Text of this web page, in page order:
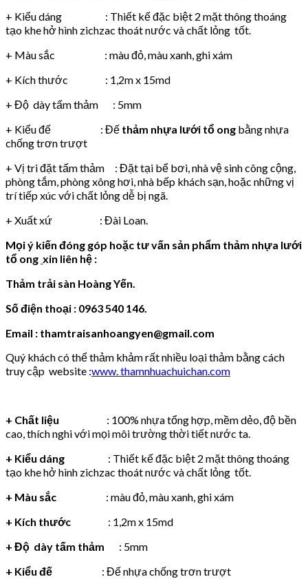
+ Kiểu dáng : Thiết kế đặc biệt 2 mặt thông thoáng
tạo khe hở hình zichzac thoát nước và chất lỏng tốt.
+ Màu sắc : màu đỏ, màu xanh, ghi xám
+ Kích thước : 1,2m x 15md
+ Độ dày tấm thảm : 5mm
+ Kiểu đế : Đế thảm nhựa lưới tổ ong bằng nhựa
chống trơn trượt
+ Vị tri đặt tấm thảm : Đặt tại bể bơi, nhà vệ sinh công cộng,
phòng tắm, phòng xông hơi, nhà bếp khách sạn, hoặc những vị
trí tiếp xúc với chất lỏng dễ bị ngã.
+ Xuất xứ : Đài Loan.
Mọi ý kiến đóng góp hoặc tư vấn sản phẩm thảm nhựa lưới
tổ ong xin liên hệ :
Thảm trải sàn Hoàng Yến.
Số điện thoại : 0963 540 146.
Email : thamtraisanhoangyen@gmail.com
Quý khách có thể thảm khảm rất nhiều loại thảm bằng cách
truy cập website :www. thamnhuachuichan.com
+ Chất liệu : 100% nhựa tổng hợp, mềm dẻo, độ bền
cao, thích nghi với mọi môi trường thời tiết nước ta.
+ Kiểu dáng : Thiết kế đặc biệt 2 mặt thông thoáng
tạo khe hở hình zichzac thoát nước và chất lỏng tốt.
+ Màu sắc : màu đỏ, màu xanh, ghi xám
+ Kích thước : 1,2m x 15md
+ Độ dày tấm thảm
: 5mm
+ Kiểu đế
: Đế nhựa chống trơn trượt